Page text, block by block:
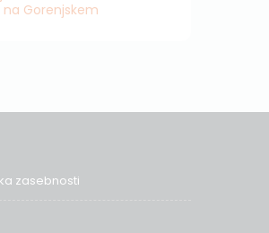
na Gorenjskem
zasebnosti